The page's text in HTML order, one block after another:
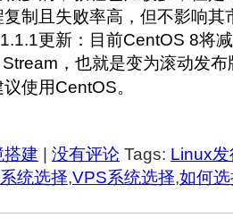
制且失败率高，但不影响其
更新：目前CentOS 8将
，也就是变为滚动发
使用CentOS。
搭建 没有评论 Tags: Linux
统选择,VPS系统选择,如何